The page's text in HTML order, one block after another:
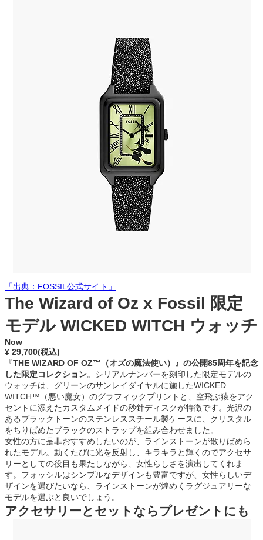
「出典：FOSSIL公式サイト」
The Wizard of Oz x Fossil 限定
モデル WICKED WITCH ウォッチ
Now
¥ 29,700(税込)
『THE WIZARD OF OZ™（オズの魔法使い）』の公開85周年を記念
した限定コレクション。シリアルナンバーを刻印した限定モデルの
ウォッチは、グリーンのサンレイダイヤルに施したWICKED
WITCH™（悪い魔女）のグラフィックプリントと、空飛ぶ猿をアク
セントに添えたカスタムメイドの秒針ディスクが特徴です。光沢の
あるブラックトーンのステンレススチール製ケースに、クリスタル
をちりばめたブラックのストラップを組み合わせました。
女性の方に是非おすすめしたいのが、ラインストーンが散りばめら
れたモデル。動くたびに光を反射し、キラキラと輝くのでアクセサ
リーとしての役目も果たしながら、女性らしさを演出してくれま
す。フォッシルはシンプルなデザインも豊富ですが、女性らしいデ
ザインを選びたいなら、ラインストーンが煌めくラグジュアリーな
モデルを選ぶと良いでしょう。
アクセサリーとセットならプレゼントにも